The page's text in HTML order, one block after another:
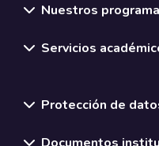
Nuestros
Servicios
Protección de
Documentos